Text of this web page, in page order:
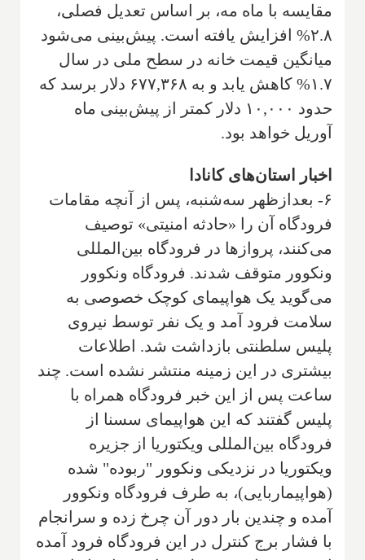
مقایسه با ماه مه، بر اساس تعدیل فصلی،
۲.۸% افزایش یافته است. پیش‌بینی می‌شود
میانگین قیمت خانه در سطح ملی در سال
۱.۷% کاهش یابد و به ۶۷۷,۳۶۸ دلار برسد که
حدود ۱۰,۰۰۰ دلار کمتر از پیش‌بینی ماه
آوریل خواهد بود.
اخبار استان‌های کانادا
۶- بعدازظهر سه‌شنبه، پس از آنچه مقامات
فرودگاه آن را «حادثه امنیتی» توصیف
می‌کنند، پروازها در فرودگاه بین‌المللی
ونکوور متوقف شدند. فرودگاه ونکوور
می‌گوید یک هواپیمای کوچک خصوصی به
سلامت فرود آمد و یک نفر توسط نیروی
پلیس سلطنتی بازداشت شد. اطلاعات
بیشتری در این زمینه منتشر نشده است. چند
ساعت پس از این خبر فرودگاه همراه با
پلیس گفتند که این هواپیمای سسنا از
فرودگاه بین‌المللی ویکتوریا از جزیره
ویکتوریا در نزدیکی ونکوور "ربوده" شده
(هواپیماربایی)، به طرف فرودگاه ونکوور
آمده و چندین بار دور آن چرخ زده و سرانجام
با فشار برج کنترل در این فرودگاه فرود آمده